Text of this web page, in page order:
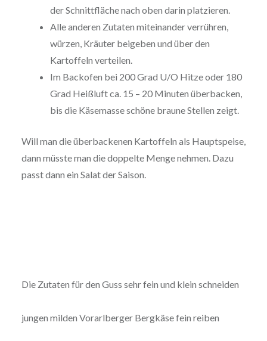
der Schnittfläche nach oben darin platzieren.
Alle anderen Zutaten miteinander verrühren,
würzen, Kräuter beigeben und über den
Kartoffeln verteilen.
Im Backofen bei 200 Grad U/O Hitze oder 180
Grad Heißluft ca. 15 – 20 Minuten überbacken,
bis die Käsemasse schöne braune Stellen zeigt.
Will man die überbackenen Kartoffeln als Hauptspeise,
dann müsste man die doppelte Menge nehmen. Dazu
passt dann ein Salat der Saison.
Die Zutaten für den Guss sehr fein und klein schneiden
jungen milden Vorarlberger Bergkäse fein reiben